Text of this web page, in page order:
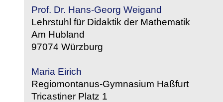
Prof. Dr. Hans-Georg Weigand
Lehrstuhl für Didaktik der Mathematik
Am Hubland
97074 Würzburg
Maria Eirich
Regiomontanus-Gymnasium Haßfurt
Tricastiner Platz 1